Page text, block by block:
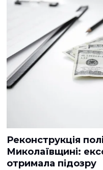
Реконструкція
Миколаївщині:
отримала підозру